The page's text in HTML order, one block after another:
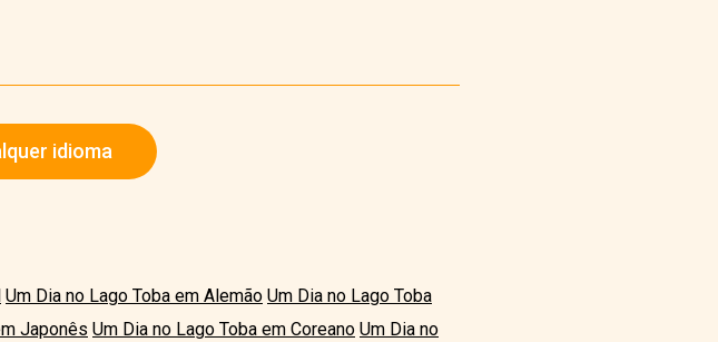
idioma
Um Dia no Lago Toba em Alemão Um Dia no Lago Toba
Japonês Um Dia no Lago Toba em Coreano Um Dia no